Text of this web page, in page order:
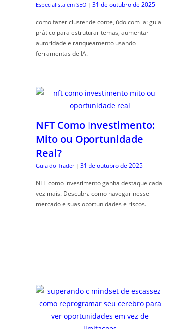
Especialista em SEO | 31 de outubro de 2025
como fazer cluster de conte, údo com ia: guia
prático para estruturar temas, aumentar
autoridade e ranqueamento usando
ferramentas de IA.
NFT Como Investimento:
Mito ou Oportunidade
Real?
Guia do Trader | 31 de outubro de 2025
NFT como investimento ganha destaque cada
vez mais. Descubra como navegar nesse
mercado e suas oportunidades e riscos.